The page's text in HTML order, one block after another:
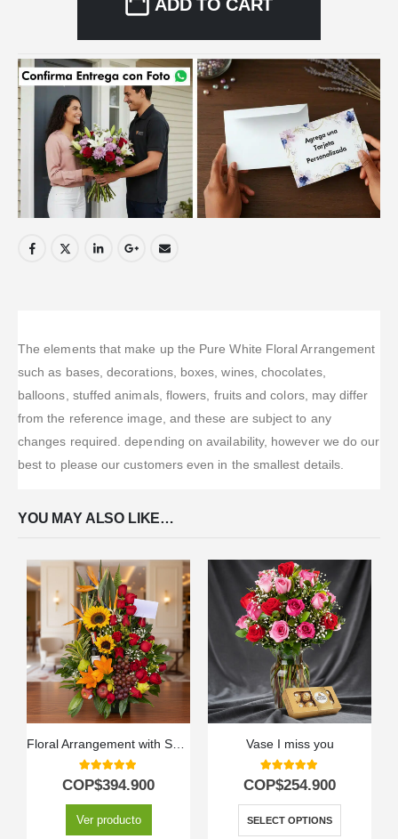
ADD TO CART
The elements that make up the Pure White Floral Arrangement
such as bases, decorations, boxes, wines, chocolates,
balloons, stuffed animals, flowers, fruits and colors, may differ
from the reference image, and these are subject to any
changes required. depending on availability, however we do our
best to please our customers even in the smallest details.
YOU MAY ALSO LIKE…
5.00out of 5
COP$394.900
Ver producto
Vase I miss you
5.00out of 5
COP$254.900
SELECT OPTIONS